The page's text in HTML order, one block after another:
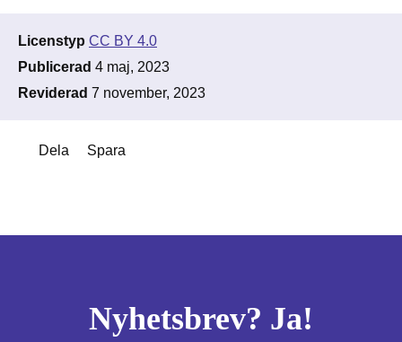
Licenstyp CC BY 4.0
Publicerad 4 maj, 2023
Reviderad 7 november, 2023
Dela Spara
Nyhetsbrev? Ja!